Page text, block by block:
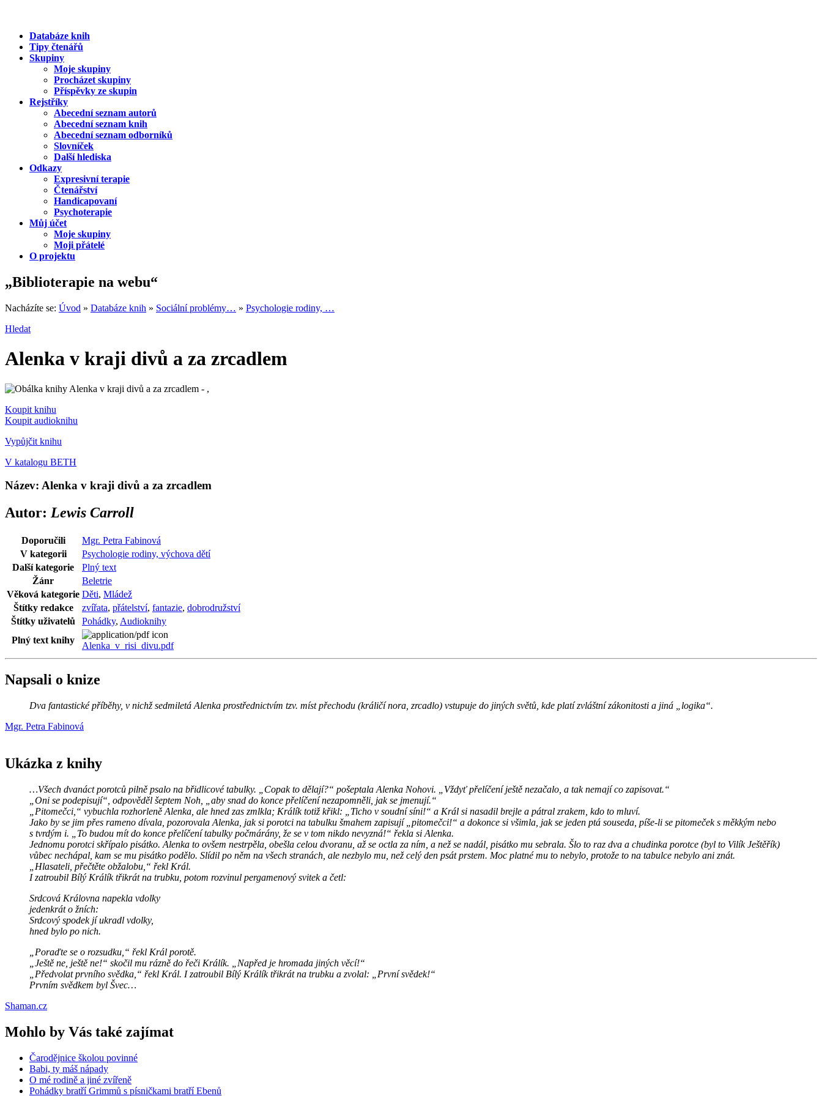
Databáze knih
Tipy čtenářů
Skupiny
Moje skupiny
Procházet skupiny
Příspěvky ze skupin
Rejstříky
Abecední seznam autorů
Abecední seznam knih
Abecední seznam odborníků
Slovníček
Další hlediska
Odkazy
Expresivní terapie
Čtenářství
Handicapovaní
Psychoterapie
Můj účet
Moje skupiny
Moji přátelé
O projektu
„Biblioterapie na webu“
Nacházíte se: Úvod » Databáze knih » Sociální problémy… » Psychologie rodiny, …
Hledat
Alenka v kraji divů a za zrcadlem
Koupit knihu
Koupit audioknihu
Vypůjčit knihu
V katalogu BETH
Název: Alenka v kraji divů a za zrcadlem
Autor: Lewis Carroll
Doporučili
Mgr. Petra Fabinová
V kategorii
Psychologie rodiny, výchova dětí
Další kategorie
Plný text
Žánr
Beletrie
Věková kategorie Děti, Mládež
Štítky redakce
zvířata, přátelství, fantazie, dobrodružství
Štítky uživatelů
Pohádky, Audioknihy
Plný text knihy
Alenka_v_risi_divu.pdf
Napsali o knize
Dva fantastické příběhy, v nichž sedmiletá Alenka prostřednictvím tzv. míst přechodu (králičí nora, zrcadlo) vstupuje do jiných světů, kde platí zvláštní zákonitosti a jiná „logika“.
Mgr. Petra Fabinová
Ukázka z knihy
…Všech dvanáct porotců pilně psalo na břidlicové tabulky. „Copak to dělají?“ pošeptala Alenka Nohovi. „Vždyť přelíčení ještě nezačalo, a tak nemají co zapisovat.“
„Oni se podepisují“, odpověděl šeptem Noh, „aby snad do konce přelíčení nezapomněli, jak se jmenují.“
„Pitomečci,“ vybuchla rozhorleně Alenka, ale hned zas zmlkla; Králík totiž křikl: „Ticho v soudní síni!“ a Král si nasadil brejle a pátral zrakem, kdo to mluví.
Jako by se jim přes rameno dívala, pozorovala Alenka, jak si porotci na tabulku šmahem zapisují „pitomečci!“ a dokonce si všimla, jak se jeden ptá souseda, píše-li se pitomeček s měkkým nebo
s tvrdým i. „To budou mít do konce přelíčení tabulky počmárány, že se v tom nikdo nevyzná!“ řekla si Alenka.
Jednomu porotci skřípalo pisátko. Alenka to ovšem nestrpěla, obešla celou dvoranu, až se octla za ním, a než se nadál, pisátko mu sebrala. Šlo to raz dva a chudinka porotce (byl to Vilík Ještěřík)
vůbec nechápal, kam se mu pisátko podělo. Slídil po něm na všech stranách, ale nezbylo mu, než celý den psát prstem. Moc platné mu to nebylo, protože to na tabulce nebylo ani znát.
„Hlasateli, přečtěte obžalobu,“ řekl Král.
I zatroubil Bílý Králík třikrát na trubku, potom rozvinul pergamenový svitek a četl:
Srdcová Královna napekla vdolky
jedenkrát o žních:
Srdcový spodek jí ukradl vdolky,
hned bylo po nich.
„Poraďte se o rozsudku,“ řekl Král porotě.
„Ještě ne, ještě ne!“ skočil mu rázně do řeči Králík. „Napřed je hromada jiných věcí!“
„Předvolat prvního svědka,“ řekl Král. I zatroubil Bílý Králík třikrát na trubku a zvolal: „První svědek!“
Prvním svědkem byl Švec…
Shaman.cz
Mohlo by Vás také zajímat
Čarodějnice školou povinné
Babi, ty máš nápady
O mé rodině a jiné zvířeně
Pohádky bratří Grimmů s písničkami bratří Ebenů